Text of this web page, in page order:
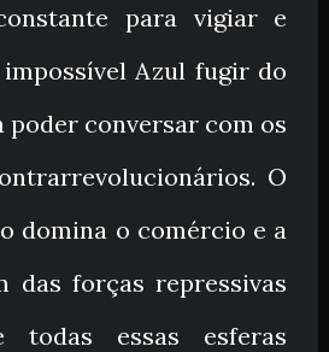
para vigiar e
Azul fugir do
conversar com os
O
domina o comércio e a
das forças repressivas
todas essas esferas